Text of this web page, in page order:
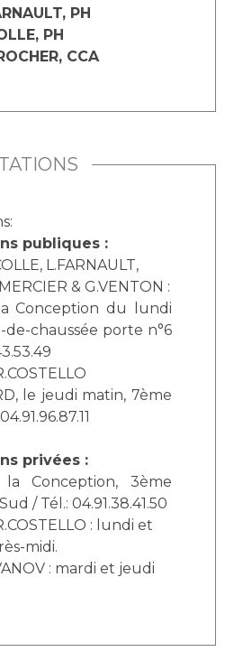
PH
PH
CCA
publiques :
L.FARNAULT,
& G.VENTON :
Conception du lundi
de-chaussée porte n°6
le jeudi matin, 7ème
privées :
Conception, 3ème
/ Tél.: 04.91.38.41.50
: lundi et
midi.
: mardi et jeudi